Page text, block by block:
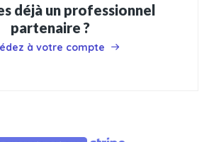
déjà un professionnel
partenaire ?
à votre compte